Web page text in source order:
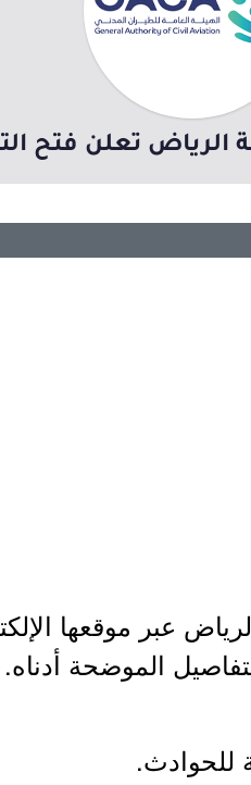
الرياض تعلن فتح
عبر موقعها
الموضحة أدناه.